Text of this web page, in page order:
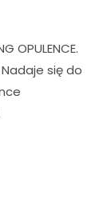
OPULENCE.
się do